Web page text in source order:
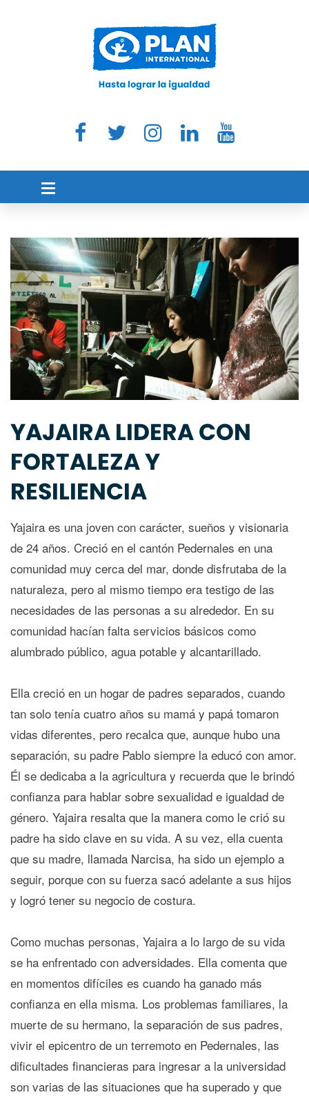
YAJAIRA LIDERA CON
FORTALEZA Y
RESILIENCIA
Yajaira es una joven con carácter, sueños y visionaria
de 24 años. Creció en el cantón Pedernales en una
comunidad muy cerca del mar, donde disfrutaba de la
naturaleza, pero al mismo tiempo era testigo de las
necesidades de las personas a su alrededor. En su
comunidad hacían falta servicios básicos como
alumbrado público, agua potable y alcantarillado.
Ella creció en un hogar de padres separados, cuando
tan solo tenía cuatro años su mamá y papá tomaron
vidas diferentes, pero recalca que, aunque hubo una
separación, su padre Pablo siempre la educó con amor.
Él se dedicaba a la agricultura y recuerda que le brindó
confianza para hablar sobre sexualidad e igualdad de
género. Yajaira resalta que la manera como le crió su
padre ha sido clave en su vida. A su vez, ella cuenta
que su madre, llamada Narcisa, ha sido un ejemplo a
seguir, porque con su fuerza sacó adelante a sus hijos
y logró tener su negocio de costura.
Como muchas personas, Yajaira a lo largo de su vida
se ha enfrentado con adversidades. Ella comenta que
en momentos difíciles es cuando ha ganado más
confianza en ella misma. Los problemas familiares, la
muerte de su hermano, la separación de sus padres,
vivir el epicentro de un terremoto en Pedernales, las
dificultades financieras para ingresar a la universidad
son varias de las situaciones que ha superado y que